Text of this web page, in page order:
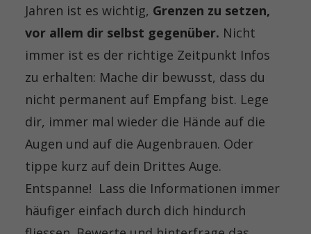
Jahren ist es wichtig, Grenzen zu setzen,
vor allem dir selbst gegenüber. Nicht
immer ist es der richtige Zeitpunkt Infos
zu erhalten: Mache dir bewusst, dass du
nicht permanent auf Empfang bist. Lege
dir, immer mal wieder die Hände auf die
Augen und auf die Augenbrauen. Oder
tippe kurz auf dein Drittes Auge.
Entspanne! Lass die Informationen immer
häufiger einfach durch dich hindurch